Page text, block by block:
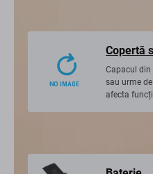
Copertă
Capacul din
sau urme